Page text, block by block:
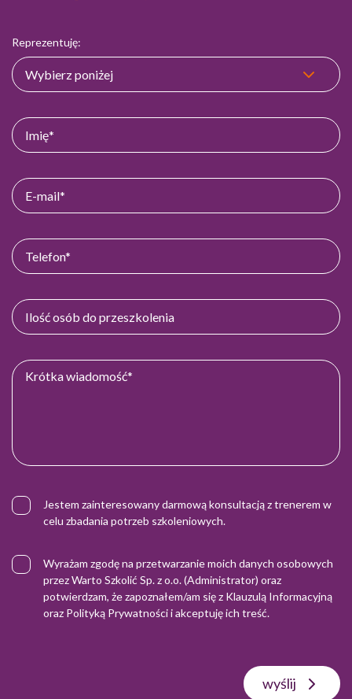
Reprezentuję:
Jestem zainteresowany darmową konsultacją z trenerem w
celu zbadania potrzeb szkoleniowych.
Wyrażam zgodę na przetwarzanie moich danych osobowych
przez Warto Szkolić Sp. z o.o. (Administrator) oraz
potwierdzam, że zapoznałem/am się z Klauzulą Informacyjną
oraz Polityką Prywatnościi akceptuję ich treść.
wyślij